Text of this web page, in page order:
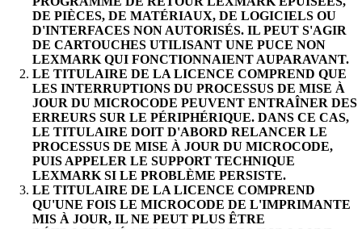
DE PIÈCES, DE MATÉRIAUX, DE LOGICIELS OU
D'INTERFACES NON AUTORISÉS. IL PEUT S'AGIR
DE CARTOUCHES UTILISANT UNE PUCE NON
LEXMARK QUI FONCTIONNAIENT AUPARAVANT.
LE TITULAIRE DE LA LICENCE COMPREND QUE
LES INTERRUPTIONS DU PROCESSUS DE MISE À
JOUR DU MICROCODE PEUVENT ENTRAÎNER DES
ERREURS SUR LE PÉRIPHÉRIQUE. DANS CE CAS,
LE TITULAIRE DOIT D'ABORD RELANCER LE
PROCESSUS DE MISE À JOUR DU MICROCODE,
PUIS APPELER LE SUPPORT TECHNIQUE
LEXMARK SI LE PROBLÈME PERSISTE.
LE TITULAIRE DE LA LICENCE COMPREND
QU'UNE FOIS LE MICROCODE DE L'IMPRIMANTE
MIS À JOUR, IL NE PEUT PLUS ÊTRE